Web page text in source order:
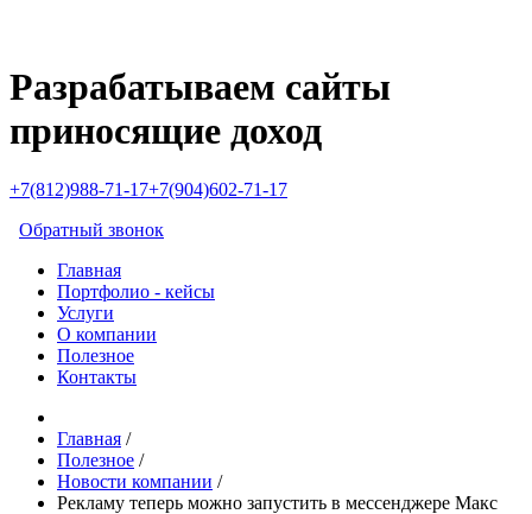
Разрабатываем сайты
приносящие доход
+7(812)988-71-17+7(904)602-71-17
Обратный звонок
Главная
Портфолио - кейсы
Услуги
О компании
Полезное
Контакты
Главная /
Полезное /
Новости компании /
Рекламу теперь можно запустить в мессенджере Макс